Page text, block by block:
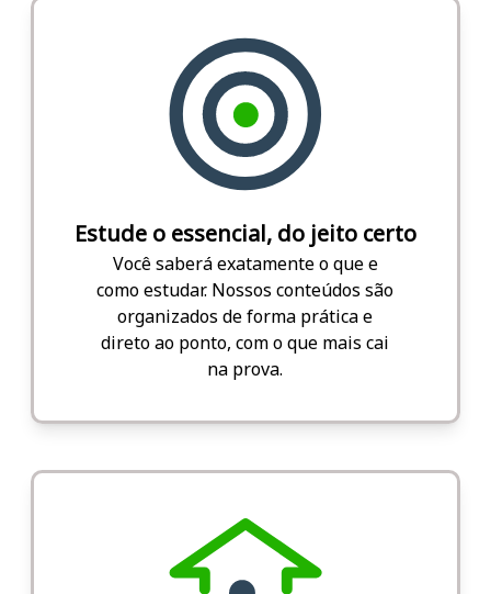
Estude o essencial, do jeito certo
Você saberá exatamente o que e
como estudar. Nossos conteúdos são
organizados de forma prática e
direto ao ponto, com o que mais cai
na prova.